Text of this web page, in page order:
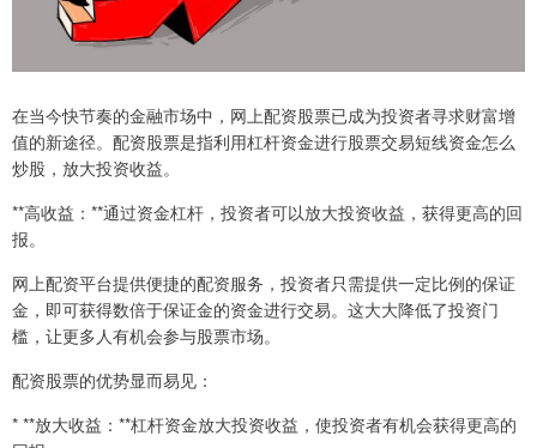
在当今快节奏的金融市场中，网上配资股票已成为投资者寻求财富增
值的新途径。配资股票是指利用杠杆资金进行股票交易短线资金怎么
炒股，放大投资收益。
**高收益：**通过资金杠杆，投资者可以放大投资收益，获得更高的回
报。
网上配资平台提供便捷的配资服务，投资者只需提供一定比例的保证
金，即可获得数倍于保证金的资金进行交易。这大大降低了投资门
槛，让更多人有机会参与股票市场。
配资股票的优势显而易见：
* **放大收益：**杠杆资金放大投资收益，使投资者有机会获得更高的